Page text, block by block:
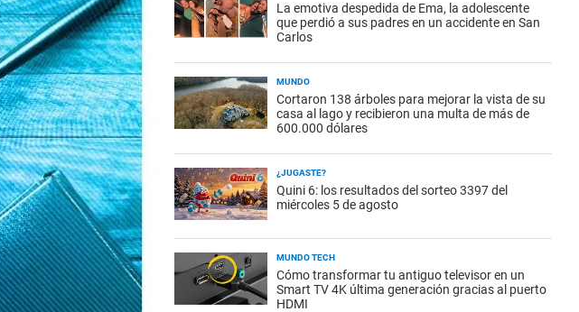
La emotiva despedida de Ema, la adolescente
que perdió a sus padres en un accidente en San
Carlos
MUNDO
Cortaron 138 árboles para mejorar la vista de su
casa al lago y recibieron una multa de más de
600.000 dólares
¿JUGASTE?
Quini 6: los resultados del sorteo 3397 del
miércoles 5 de agosto
MUNDO TECH
Cómo transformar tu antiguo televisor en un
Smart TV 4K última generación gracias al puerto
HDMI